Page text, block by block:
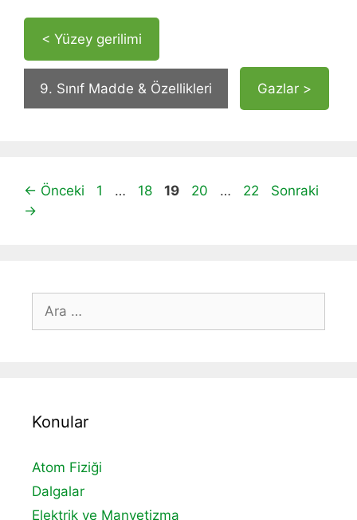
< Yüzey gerilimi
9. Sınıf Madde & Özellikleri Gazlar >
← Önceki Sayfa
1 … Sayfa
18 Sayfa
19 Sayfa
20 … Sayfa
22
Sonraki
→
ara
Konular
Atom Fiziği
Dalgalar
Elektrik ve Manyetizma